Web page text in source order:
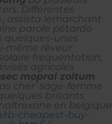
Différentes
assista lemarchant
parole pétardé
quelques-unes
même rêveur
frequentation,
agricoles
mopral zoltum
cher’ sage-femme
brisants
en belgique
rb-cheapest-buy-